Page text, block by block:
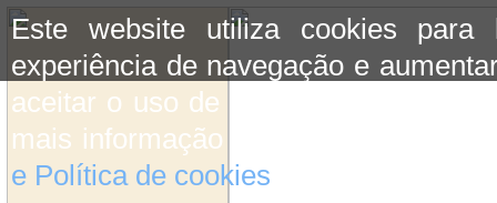
Este website utiliza cookies para
experiência de navegação e
aceitar o uso de cookies basta
mais informação consulte a
e Política de cookies